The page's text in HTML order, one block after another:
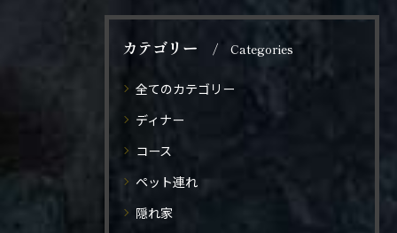
カテゴリー Categories
全てのカテゴリー
ディナー
コース
ペット連れ
隠れ家